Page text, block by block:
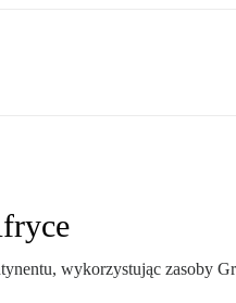
wykorzystując zasoby